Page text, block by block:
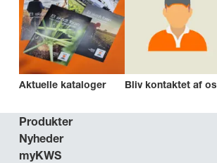
Aktuelle kataloger Bliv kontaktet af os
Produkter
Nyheder
myKWS